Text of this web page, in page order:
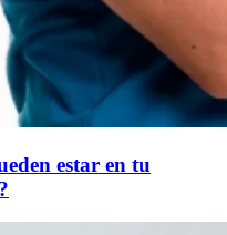
estar en tu